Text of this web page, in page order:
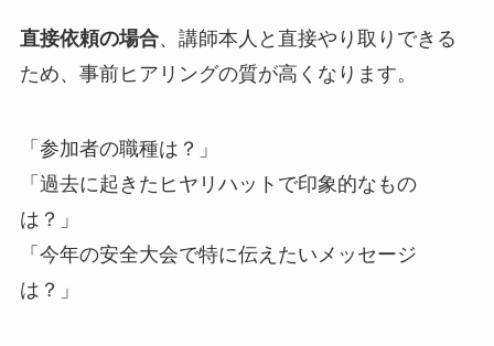
直接依頼の場合、講師本人と直接やり取りできる
ため、事前ヒアリングの質が高くなります。
「参加者の職種は？」
「過去に起きたヒヤリハットで印象的なもの
は？」
「今年の安全大会で特に伝えたいメッセージ
は？」